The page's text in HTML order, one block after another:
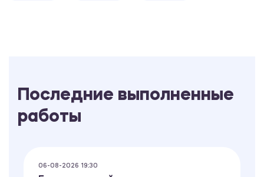
Последние выполненные
работы
06-08-2026 19:30